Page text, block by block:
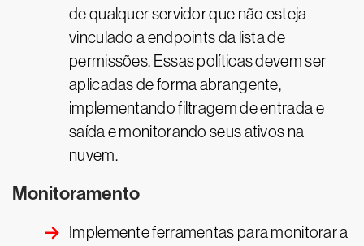
de qualquer servidor que não esteja
vinculado a endpoints da lista de
permissões. Essas políticas devem ser
aplicadas de forma abrangente,
implementando filtragem de entrada e
saída e monitorando seus ativos na
nuvem.
Monitoramento
Implemente ferramentas para monitorar a